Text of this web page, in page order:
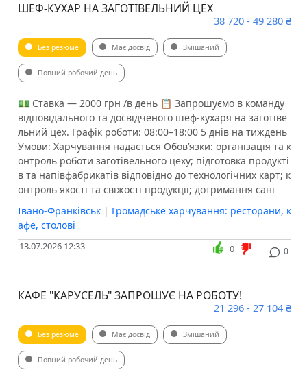
ШЕФ-КУХАР НА ЗАГОТІВЕЛЬНИЙ ЦЕХ
38 720 - 49 280 ₴
Без резюме Має досвід Змішаний
Повний робочий день
💵 Ставка — 2000 грн /в день 📋 Запрошуємо в команду
відповідального та досвідченого шеф-кухаря на заготіве
льний цех. Графік роботи: 08:00–18:00 5 днів на тиждень
Умови: Харчування надається Обов’язки: організація та к
онтроль роботи заготівельного цеху; підготовка продукті
в та напівфабрикатів відповідно до технологічних карт; к
онтроль якості та свіжості продукції; дотримання сані
Івано-Франківськ | Громадське харчування: ресторани, к
афе, столові
13.07.2026 12:33 0
0
КАФЕ "КАРУСЕЛЬ" ЗАПРОШУЄ НА РОБОТУ!
21 296 - 27 104 ₴
Без резюме Має досвід Змішаний
Повний робочий день